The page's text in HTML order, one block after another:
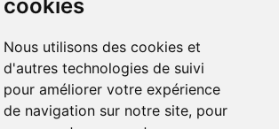
cookies
Nous utilisons des cookies et
d'autres technologies de suivi
pour améliorer votre expérience
de navigation sur notre site, pour
information)